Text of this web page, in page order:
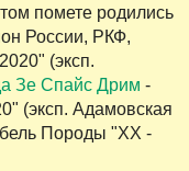
помете родились
России, РКФ,
(эксп.
Зе Спайс Дрим -
(эксп. Адамовская
Породы "XX -